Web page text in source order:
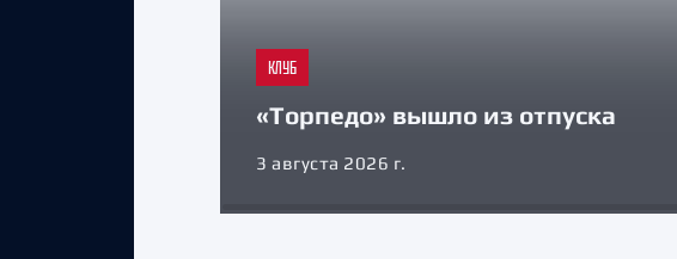
КЛУБ
«Торпедо» вышло из отпуска
3 августа 2026 г.